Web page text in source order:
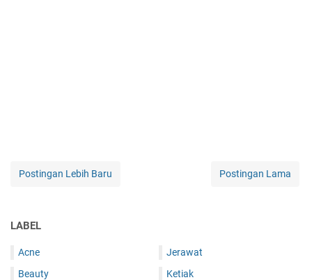
Postingan Lebih Baru Postingan Lama
LABEL
Acne
Beauty
Jerawat
Ketiak